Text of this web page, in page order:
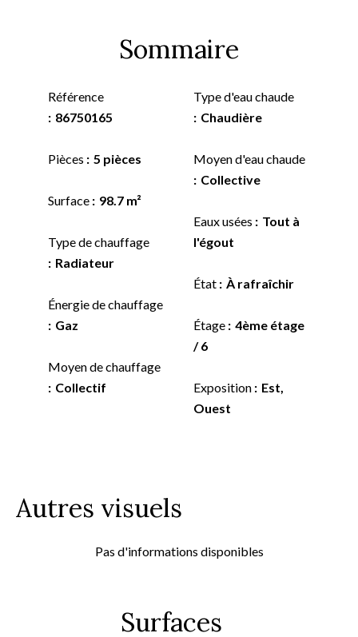
Sommaire
Référence
86750165
Pièces 5 pièces
Surface 98.7 m²
Type de chauffage
Radiateur
Énergie de chauffage
Gaz
Moyen de chauffage
Collectif
Type d'eau chaude
Chaudière
Moyen d'eau chaude
Collective
Eaux usées
Tout à
l'égout
État À rafraîchir
Étage
4ème étage
/ 6
Exposition
Est,
Ouest
Autres visuels
Pas d'informations disponibles
Surfaces